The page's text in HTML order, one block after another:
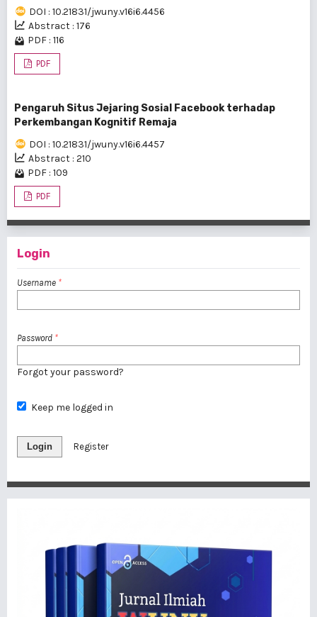
DOI : 10.21831/jwuny.v16i6.4456
Abstract : 176
PDF : 116
PDF
Pengaruh Situs Jejaring Sosial Facebook terhadap
Perkembangan Kognitif Remaja
DOI : 10.21831/jwuny.v16i6.4457
Abstract : 210
PDF : 109
PDF
Login
Username *
Password *
Forgot your password?
Keep me logged in
Login Register